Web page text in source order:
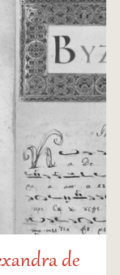
de